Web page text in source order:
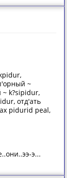
~
k?sipidur,
отд'ать
pidurid peal,
э...